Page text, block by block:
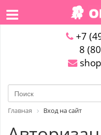
+7
8
Главная Вход на сайт